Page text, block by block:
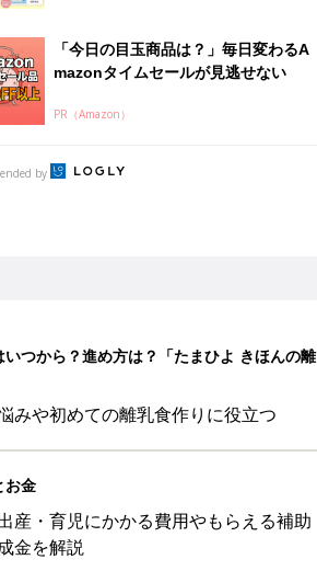
「今日の目玉商品は？」毎日変わるA
mazonタイムセールが見逃せない
PR（Amazon）
by
いつから？進め方は？「たまひよ きほんの離
みや初めての離乳食作りに役立つ
お金
産・育児にかかる費用やもらえる補助
金を解説